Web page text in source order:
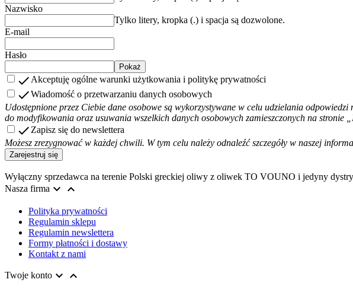
Nazwisko
Tylko litery, kropka (.) i spacja są dozwolone.
E-mail
Hasło
Pokaż
Akceptuję ogólne warunki użytkowania i politykę prywatności
Wiadomość o przetwarzaniu danych osobowych
Udostępnione przez Ciebie dane osobowe są wykorzystywane w celu udzielania
do modyfikowania oraz usuwania wszelkich danych osobowych zamieszczonych na stronie
 Zapisz się do newslettera
Możesz zrezygnować w każdej chwili. W tym celu należy odnaleźć szczegóły w naszej
Zarejestruj się
Wyłączny sprzedawca na terenie Polski greckiej oliwy z oliwek TO VOUNO i jedyny
Nasza firma  
Polityka prywatności
Regulamin sklepu
Regulamin newslettera
Formy płatności i dostawy
Kontakt z nami
Twoje konto  